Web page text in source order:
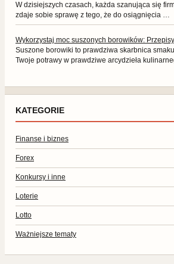
W dzisiejszych czasach, każda szanująca się
zdaje sobie sprawę z tego, że do osiągnięcia …
Wykorzystaj moc suszonych borowików:
Suszone borowiki to prawdziwa skarbnica
Twoje potrawy w prawdziwe arcydzieła
KATEGORIE
Finanse i biznes
Forex
Konkursy i inne
Loterie
Lotto
Ważniejsze tematy